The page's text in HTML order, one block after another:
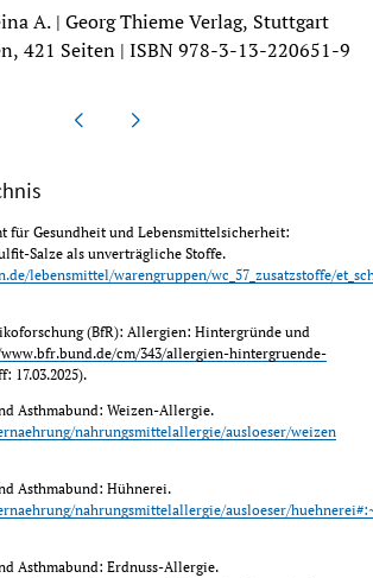
A. | Georg Thieme Verlag, Stuttgart
421 Seiten | ISBN 978-3-13-220651-9
für Gesundheit und Lebensmittelsicherheit:
lebensmittel/warengruppen/wc_57_zusatzstoffe/
(BfR): Allergien: Hintergründe und
cm/343/allergien-hintergruende-
17.03.2025).
nahrungsmittelallergie/ausloeser/weizen
nahrungsmittelallergie/ausloeser/